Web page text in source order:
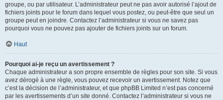
groupe, ou par utilisateur. L’administrateur peut ne pas avoir autorisé l’ajout de
fichiers joints pour le forum dans lequel vous postez, ou peut-être que seul un
groupe peut en joindre. Contactez l’administrateur si vous ne savez pas
pourquoi vous ne pouvez pas ajouter de fichiers joints sur un forum.
Haut
Pourquoi ai-je reçu un avertissement ?
Chaque administrateur a son propre ensemble de règles pour son site. Si vous
avez dérogé à une règle, vous pouvez recevoir un avertissement. Notez que
c’est la décision de l’administrateur, et que phpBB Limited n’est pas concerné
par les avertissements d’un site donné. Contactez l’administrateur si vous ne